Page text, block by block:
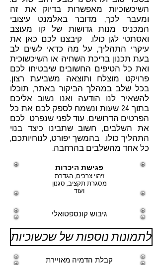
השיכשוכיות מאפשרות בדיוק את זה
ומעבר לכך, מדובר באלמנט עיצובי
המכניס מנות גדושות של קו מעוצב
ואסתטי לגן כולו. קיבצנו לכם כאן את
עיקרי התהליך, על מה כדאי לשים לב
בעת תכנון בריכת השחיה או השיכשוכית
ואת כל הטיפים החשובים שיבטיחו לכם
פרויקט מוצלח ותוצאה משביעת רצון.
בכל שלב במהלך הביקור באתר, תוכלו
להשאיר לנו הודעה ואנו נשוב אליכם
בתוך 24 שעות ונשמח לספק לכם את כל
הפרטים הדרושים. עוד לפני שנפרט לכם
את השלבים, חשוב שתבינו כיצד בנוי
התהליך כולו. בהמשך יפורט, לנוחיותכם,
כל אחד מהשלבים בהרחבה.
פגישת היכרות
זיהוי צרכים, הגדרת
מסגרת תקציב, סגנון
ועוד
גיבוש קונספטואלי
לתמונות נוספות של שכשוכיות
קבלת הדמיה מאויירת